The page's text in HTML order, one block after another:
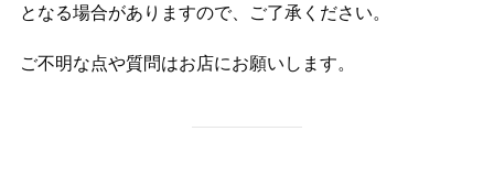
となる場合がありますので、ご了承ください。
ご不明な点や質問はお店にお願いします。